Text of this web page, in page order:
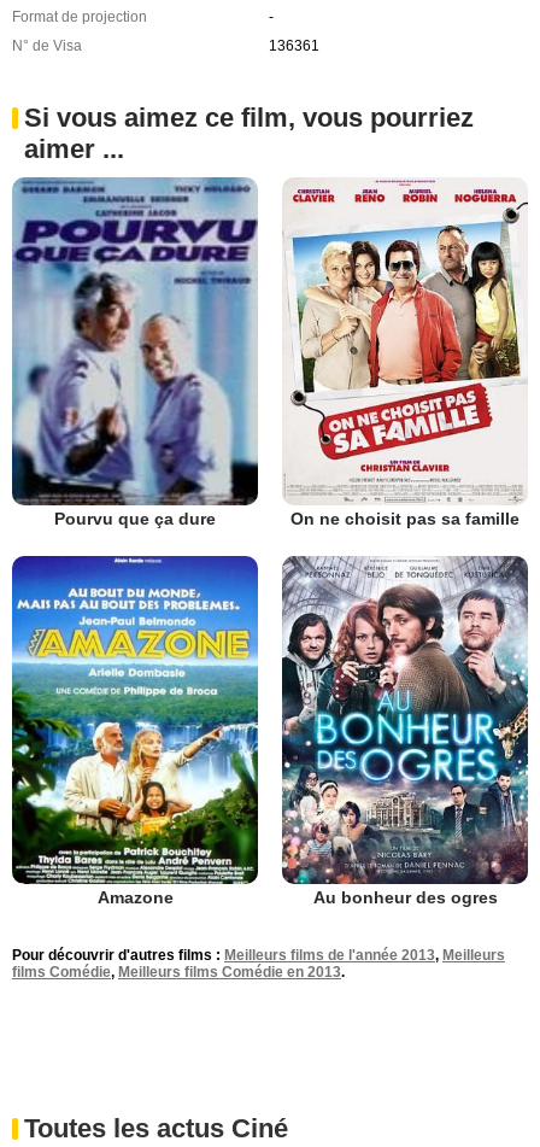
Format de projection
-
N° de Visa
136361
Si vous aimez ce film, vous pourriez
aimer ...
Pourvu que ça dure On ne choisit pas sa famille
Amazone Au bonheur des ogres
Pour découvrir d'autres films : Meilleurs films de l'année 2013, Meilleurs
films Comédie, Meilleurs films Comédie en 2013.
Toutes les actus Ciné